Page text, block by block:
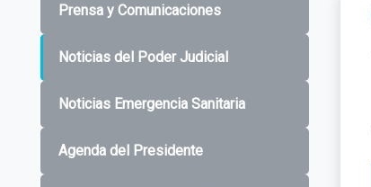
Prensa y Comunicaciones
Noticias del Poder Judicial
Noticias Emergencia Sanitaria
Agenda del Presidente